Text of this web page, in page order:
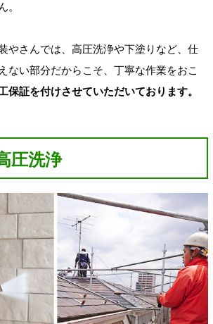
。
やさんでは、高圧洗浄や下塗りなど、仕
ない部分だからこそ、丁寧な作業をおこ
保証を付けさせていただいております。
圧洗浄